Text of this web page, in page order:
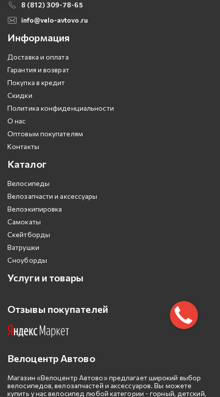
8 (812) 309-78-65
info@velo-avtovo.ru
Информация
Доставка и оплата
Гарантия и возврат
Покупка в кредит
Скидки
Политика конфиденциальности
О нас
Оптовым покупателям
Контакты
Каталог
Велосипеды
Велозапчасти и аксессуары
Велоэкипировка
Самокаты
Скейтборды
Ватрушки
Сноуборды
Услуги и товары
Отзывы покупателей
Велоцентр Автово
Магазин «Велоцентр Автово» предлагает широкий выбор
велосипедов, велозапчастей и аксессуаров. Вы можете
купить у нас велосипед любой категории - горный, детский,